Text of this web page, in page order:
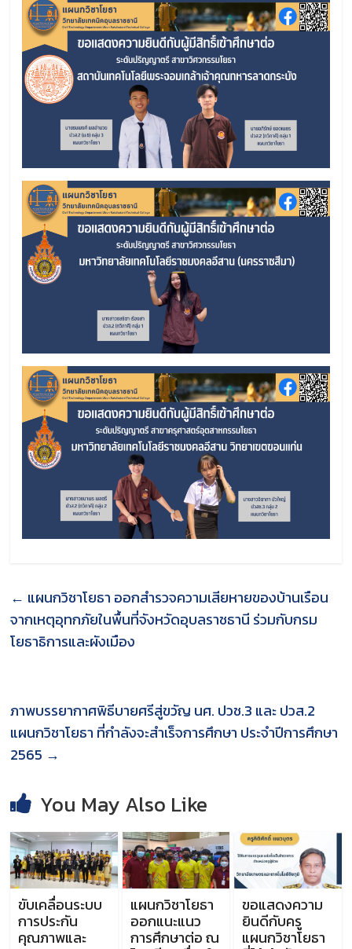
← แผนกวิชาโยธา ออกสำรวจความเสียหายของบ้านเรือน
จากเหตุอุทกภัยในพื้นที่จังหวัดอุบลราชธานี ร่วมกับกรม
โยธาธิการและผังเมือง
ภาพบรรยากาศพิธีบายศรีสู่ขวัญ นศ. ปวช.3 และ ปวส.2
แผนกวิชาโยธา ที่กำลังจะสำเร็จการศึกษา ประจำปีการศึกษา
2565 →
You May Also Like
ขับเคลื่อนระบบ
การประกัน
คุณภาพและ
แผนกวิชาโยธา
ออกแนะแนว
การศึกษาต่อ ณ
ขอแสดงความ
ยินดีกับครู
แผนกวิชาโยธา